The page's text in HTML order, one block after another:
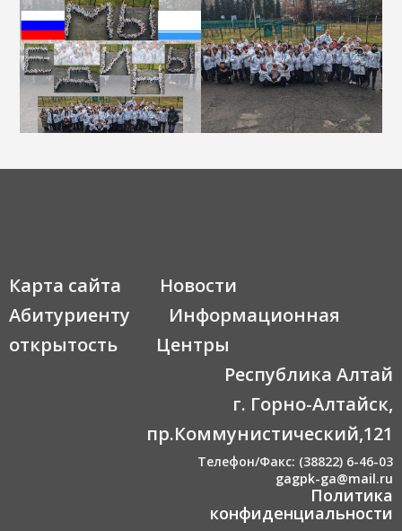
Карта сайта
Новости
Абитуриенту
Информационная
открытость
Центры
Республика Алтай
г. Горно-Алтайск,
пр.Коммунистический,121
Телефон/Факс: (38822) 6-46-03
gagpk-ga@mail.ru
Политика
конфиденциальности